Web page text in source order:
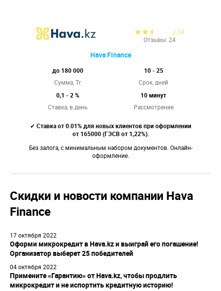
2.34
Отзывы: 24
Hava Finance
до 180 000
Сумма, Tr
10 - 25
Срок, дней
0,1 - 2 %
Ставка, в день
10 минут
Рассмотрение
✔ Ставка от 0.01% для новых клиентов при оформлении
от 165000 (ГЭСВ от 1,22%).
Без залога, с минимальным набором документов. Онлайн-
оформление.
Скидки и новости компании Hava
Finance
17 октября 2022
Оформи микрокредит в Hava.kz и выиграй его погашение!
Организатор выберет 25 победителей
04 октября 2022
Примените «Гарантию» от Hava.kz, чтобы продлить
микрокредит и не испортить кредитную историю!